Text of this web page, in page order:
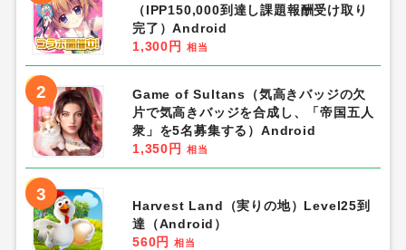
（IPP150,000到達し課題報酬受け取り
完了）Android
1,300円
相当
2
Game of Sultans（気高きバッジの欠
片で気高きバッジを合成し、「帝国五人
衆」を5名募集する）Android
1,350円
相当
3
Harvest Land（実りの地）Level25到
達（Android）
560円
相当